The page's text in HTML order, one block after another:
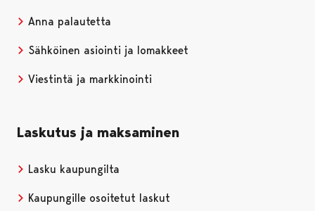
Anna palautetta
Sähköinen asiointi ja lomakkeet
Viestintä ja markkinointi
Laskutus ja maksaminen
Lasku kaupungilta
Kaupungille osoitetut laskut